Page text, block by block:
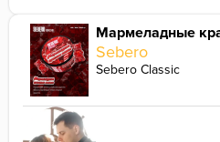
Мармеладные
Sebero
Sebero Classic